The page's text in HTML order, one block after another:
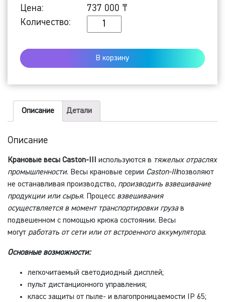
Цена:
737 000 ₸
Количество:
Количество
весы
5THD
В корзину
Описание Детали
Описание
Крановые весы Caston-III используются в тяжелых отраслях
промышленности. Весы крановые серии Caston-IIIпозволяют
не останавливая производство, производить взвешивание
продукции или сырья. Процесс взвешивания
осуществляется в момент транспортировки грузав
подвешенном с помощью крюка состоянии. Весы
могут работать от сети или от встроенного аккумулятора.
Основные возможности:
легкочитаемый светодиодный дисплей;
пульт дистанционного управления;
класс защиты от пыле- и влагопроницаемости IP 65;